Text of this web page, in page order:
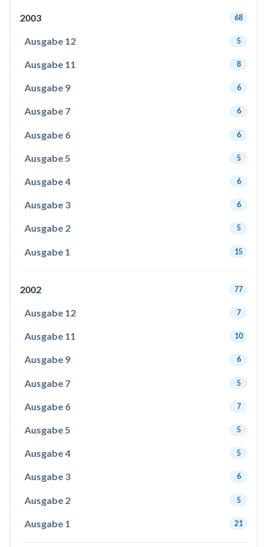
2003 68
Ausgabe 12 5
Ausgabe 11 8
Ausgabe 9 6
Ausgabe 7 6
Ausgabe 6 6
Ausgabe 5 5
Ausgabe 4 6
Ausgabe 3 6
Ausgabe 2 5
Ausgabe 1 15
2002 77
Ausgabe 12 7
Ausgabe 11 10
Ausgabe 9 6
Ausgabe 7 5
Ausgabe 6 7
Ausgabe 5 5
Ausgabe 4 5
Ausgabe 3 6
Ausgabe 2 5
Ausgabe 1 21